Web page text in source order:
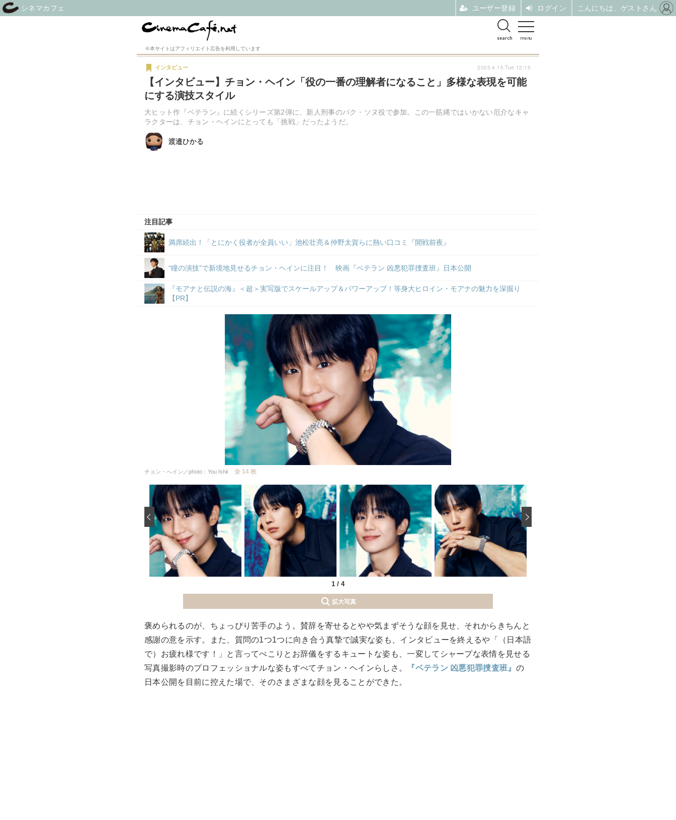
menu
search
※本サイトはアフィリエイト広告を利用しています
【インタビュー】チョン・ヘイン「役の一番の理解者になること」多様な表現を可能
にする演技スタイル
大ヒット作『ベテラン』に続くシリーズ第2弾に、新人刑事のパク・ソヌ役で参加。この一筋縄ではいかない厄介なキャ
ラクターは、チョン・ヘインにとっても「挑戦」だったようだ。
インタビュー
渡邉ひかる
渡邉ひかる
注目記事
満席続出！「とにかく役者が全員いい」池松壮亮＆仲野太賀らに熱い口コミ『開戦前夜』
“瞳の演技”で新境地見せるチョン・ヘインに注目！ 映画『ベテラン 凶悪犯罪捜査班』日本公開
『モアナと伝説の海』＜超＞実写版でスケールアップ＆パワーアップ！等身大ヒロイン・モアナの魅力を深掘り
【PR】
2025.4.15 Tue 12:15
チョン・へイン／photo：You Ishii 全 14 枚
1 / 4
‹
拡大写真
褒められるのが、ちょっぴり苦手のよう。賛辞を寄せるとやや気まずそうな顔を見せ、それからきちんと
感謝の意を示す。また、質問の1つ1つに向き合う真摯で誠実な姿も、インタビューを終えるや「（日本語
で）お疲れ様です！」と言ってぺこりとお辞儀をするキュートな姿も、一変してシャープな表情を見せる
写真撮影時のプロフェッショナルな姿もすべてチョン・ヘインらしさ。
『ベテラン 凶悪犯罪捜査班』 の
日本公開を目前に控えた場で、そのさまざまな顔を見ることができた。
シネマカフェ ユーザー登録 ログイン こんにちは、ゲストさん